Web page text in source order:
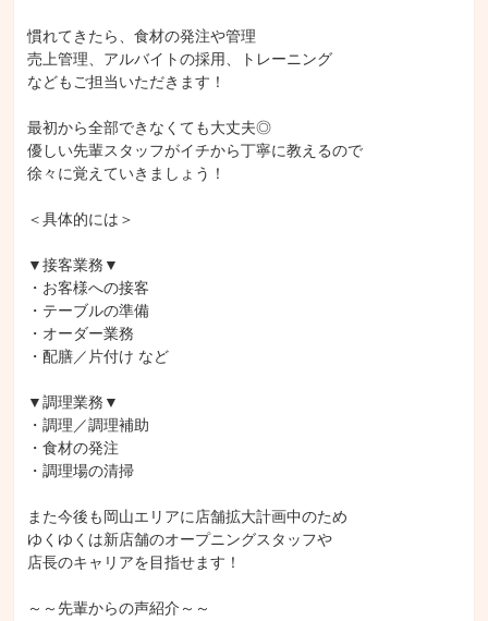
慣れてきたら、食材の発注や管理
売上管理、アルバイトの採用、トレーニング
などもご担当いただきます！
最初から全部できなくても大丈夫◎
優しい先輩スタッフがイチから丁寧に教えるので
徐々に覚えていきましょう！
＜具体的には＞
▼接客業務▼
・お客様への接客
・テーブルの準備
・オーダー業務
・配膳／片付け など
▼調理業務▼
・調理／調理補助
・食材の発注
・調理場の清掃
また今後も岡山エリアに店舗拡大計画中のため
ゆくゆくは新店舗のオープニングスタッフや
店長のキャリアを目指せます！
～～先輩からの声紹介～～